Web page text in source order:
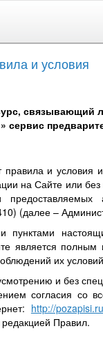
и условия
связывающий
и условия
на Сайте или
(далее –
пунктами
является
их
и без
согласия
http://
редакцией Правил.